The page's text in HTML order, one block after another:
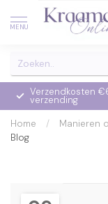
MENU
Verzendkosten
verzending
Home / Manieren
Blog